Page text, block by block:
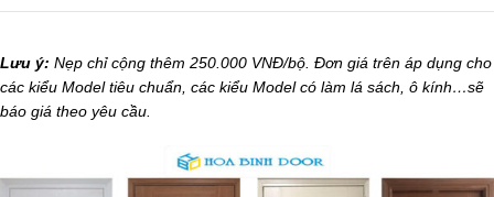
Lưu ý: Nẹp chỉ cộng thêm 250.000 VNĐ/bộ. Đơn giá trên áp dụng cho
các kiểu Model tiêu chuẩn, các kiểu Model có làm lá sách, ô kính…sẽ
báo giá theo yêu cầu.